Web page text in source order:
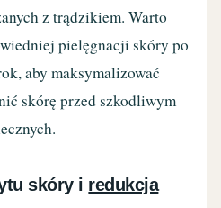
z trądzikiem. Warto
pielęgnacji skóry po
aby maksymalizować
skórę przed szkodliwym
skóry i redukcja